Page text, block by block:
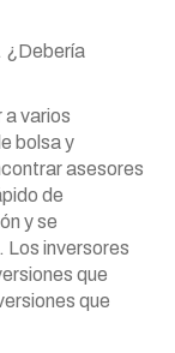
¿Debería
a varios
bolsa y
asesores
de
y se
Los inversores
que
que